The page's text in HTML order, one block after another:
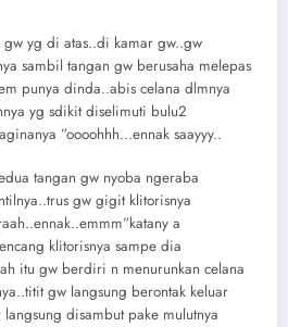
yg di atas..di kamar gw..gw
sambil tangan gw berusaha melepas
punya dinda..abis celana dlmnya
yg sdikit diselimuti bulu2
”oooohhh…ennak saayyy..
tangan gw nyoba ngeraba
gw gigit klitorisnya
a
klitorisnya sampe dia
itu gw berdiri n menurunkan celana
gw langsung berontak keluar
disambut pake mulutnya